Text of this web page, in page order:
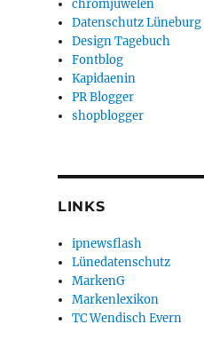
chromjuwelen
Datenschutz Lüneburg
Design Tagebuch
Fontblog
Kapidaenin
PR Blogger
shopblogger
LINKS
ipnewsflash
Lünedatenschutz
MarkenG
Markenlexikon
TC Wendisch Evern